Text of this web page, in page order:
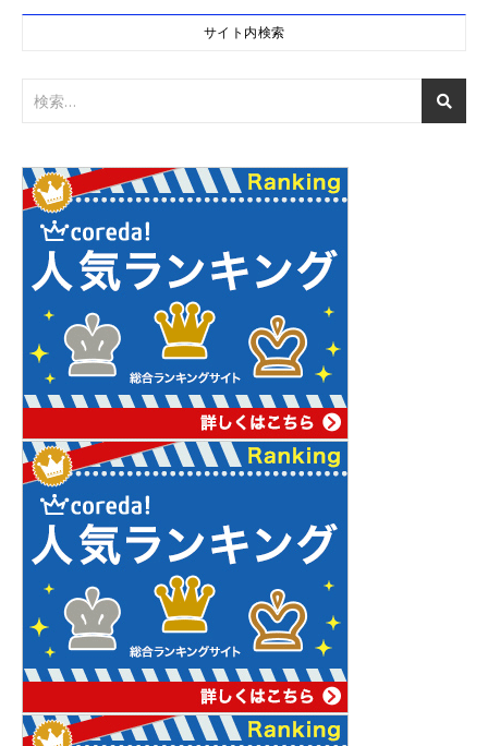
サイト内検索